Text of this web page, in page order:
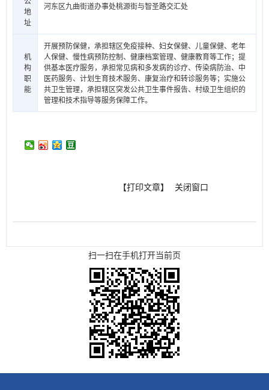
地
址
河东区九曲街道办事处桃源街与智圣路交汇处
机
构
职
能
开展预防保健，承担辖区免疫接种、妇女保健、儿童保健、老年
人保健、慢性病预防控制、健康档案管理、健康教育等工作；提
供基本医疗服务，承担常见病和多发病的诊疗、传染病防治、中
医药服务、计划生育技术服务、康复治疗和转诊服务等；实施公
共卫生管理，承担辖区突发公共卫生事件报告、村级卫生组织的
管理和技术指导等服务保障工作。
【打印文章】 关闭窗口
扫一扫在手机打开当前页